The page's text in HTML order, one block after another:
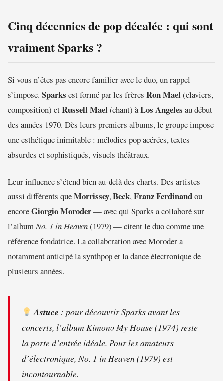
Cinq décennies de pop décalée : qui sont
vraiment Sparks ?
Si vous n’êtes pas encore familier avec le duo, un rappel
s’impose. Sparks est formé par les frères Ron Mael(claviers,
composition) etRussell Mael(chant) àLos Angeles au début
des années 1970. Dès leurs premiers albums, le groupe impose
une esthétique inimitable : mélodies pop acérées, textes
absurdes et sophistiqués, visuels théâtraux.
Leur influence s’étend bien au-delà des charts. Des artistes
aussi différents queMorrissey,Beck,Franz Ferdinandou
encoreGiorgio Moroder— avec qui Sparks a collaboré sur
l’albumNo. 1 in Heaven(1979) — citent le duo comme une
référence fondatrice. La collaboration avec Moroder a
notamment anticipé la synthpop et la dance électronique de
plusieurs années.
Astuce : pour découvrir Sparks avant les
concerts, l’album Kimono My House(1974) reste
la porte d’entrée idéale. Pour les amateurs
d’électronique,No. 1 in Heaven (1979) est
incontournable.